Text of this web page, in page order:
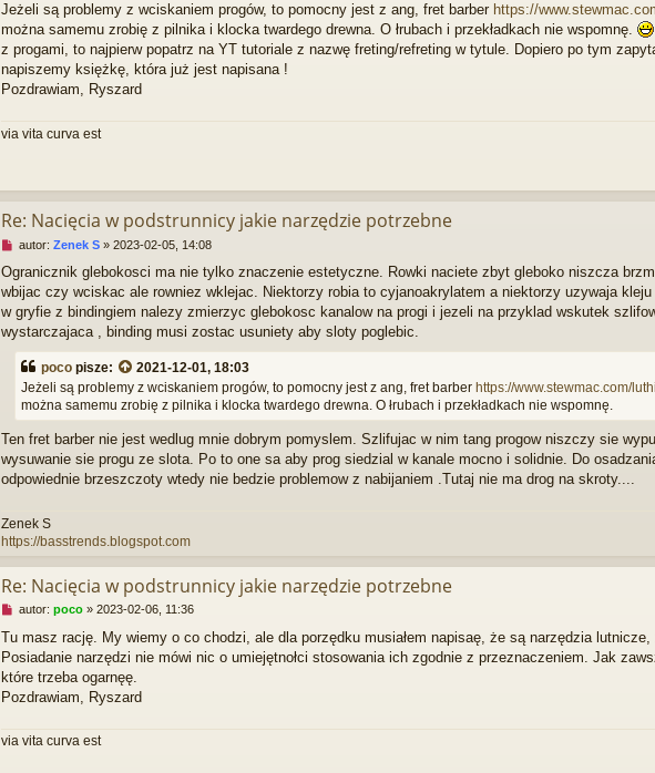
e
p
r
z
e
c
y
o
s
Jeżeli są problemy z wciskaniem progów, to pomocny jest z ang, fret barber https://
można samemu zrobię z pilnika i klocka twardego drewna. O łrubach i przekładkach nie wspomnę.
z progami, to najpierw popatrz na YT tutoriale z nazwę freting/refreting w tytule. Dopiero po tym
napiszemy księżkę, która już jest napisana !
Pozdrawiam, Ryszard
via vita curva est
Re: Nacięcia w podstrunnicy jakie narzędzie potrzebne
N
e
p
r
z
e
n
y
p
t
autor: Zenek S» 2023-02-05, 14:08
Ogranicznik glebokosci ma nie tylko znaczenie estetyczne. Rowki naciete zbyt gleboko niszcza
wbijac czy wciskac ale rowniez wklejac. Niektorzy robia to cyjanoakrylatem a niektorzy uzywaja
w gryfie z bindingiem nalezy zmierzyc glebokosc kanalow na progi i jezeli na przyklad wskutek
wystarczajaca , binding musi zostac usuniety aby sloty poglebic.
poco pisze:
2021-12-01, 18:03
Jeżeli są problemy z wciskaniem progów, to pomocny jest z ang, fret barber https://www.stewmac.com/
można samemu zrobię z pilnika i klocka twardego drewna. O łrubach i przekładkach nie wspomnę.
Ten fret barber nie jest wedlug mnie dobrym pomyslem. Szlifujac w nim tang progow niszczy sie
wysuwanie sie progu ze slota. Po to one sa aby prog siedzial w kanale mocno i solidnie. Do
odpowiednie brzeszczoty wtedy nie bedzie problemow z nabijaniem .Tutaj nie ma drog na skroty....
Zenek S
https://basstrends.blogspot.com
Re: Nacięcia w podstrunnicy jakie narzędzie potrzebne
N
e
p
r
z
z
autor: poco» 2023-02-06, 11:36
Tu masz rację. My wiemy o co chodzi, ale dla porzędku musiałem napisaę, że są narzędzia
Posiadanie narzędzi nie mówi nic o umiejętnołci stosowania ich zgodnie z przeznaczeniem. Jak
które trzeba ogarnęę.
Pozdrawiam, Ryszard
via vita curva est